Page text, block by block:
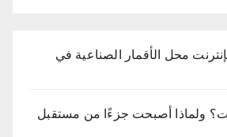
محل الأقمار الصناعية في
ولماذا أصبحت جزءًا من مستقبل